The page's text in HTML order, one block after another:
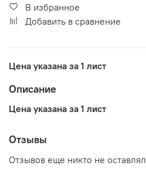
В избранное
Добавить в сравнение
Цена указана за 1 лист
Описание
Цена указана за 1 лист
Отзывы
Отзывов еще никто не оставлял